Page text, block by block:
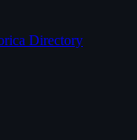
Directory